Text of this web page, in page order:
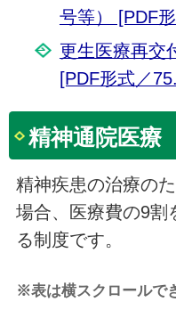
号等） [PDF
更生医療再交
[PDF形式／
精神通院医療
精神疾患の治療の
場合、医療費の9割
る制度です。
※表は横スクロールで